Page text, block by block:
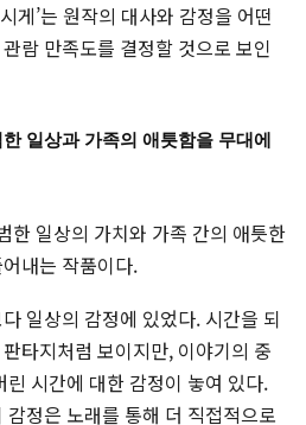
게’는 원작의 대사와 감정을 어떤
람 만족도를 결정할 것으로 보인
일상과 가족의 애틋함을 무대에
한 일상의 가치와 가족 간의 애틋한
내는 작품이다.
일상의 감정에 있었다. 시간을 되
타지처럼 보이지만, 이야기의 중
시간에 대한 감정이 놓여 있다.
정은 노래를 통해 더 직접적으로